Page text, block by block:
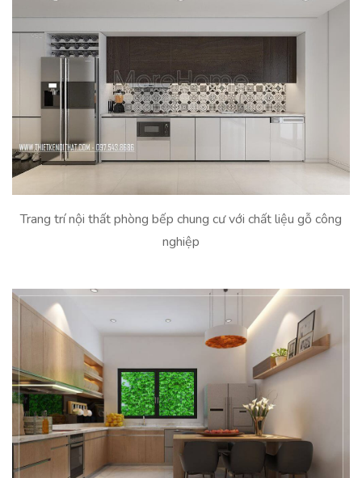
Trang trí nội thất phòng bếp chung cư với chất liệu gỗ công
nghiệp